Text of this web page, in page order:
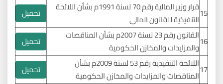
15
قرار وزير المالية رقم 70 لسنة 1991م بشأن اللائحة
التنفيذية للقانون المالي
تحميل
16
القانون رقم 23 لسنة 2007م بشأن المناقصات
والمزايدات والمخازن الحكومية
تحميل
17
اللائحة التنفيذية رقم 53 لسنة 2009م بشأن
المناقصات والمزايدات والمخازن الحكومية
تحميل